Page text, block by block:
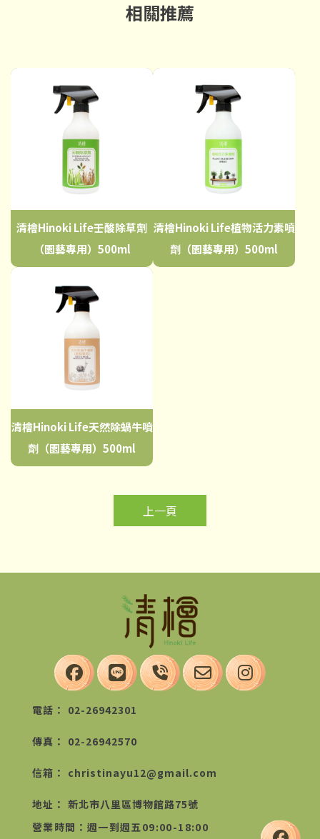
清檜Hinoki Life壬酸除草劑
（園藝專用）500ml
清檜Hinoki Life植物活力素噴
劑（園藝專用）500ml
清檜Hinoki Life天然除蝸牛噴
劑（園藝專用）500ml
上一頁
02-26942301
02-26942570
christinayu12@gmail.com
新北市八里區博物館路75號